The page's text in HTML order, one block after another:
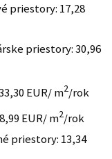
priestory: 17,28
priestory: 30,96
EUR/ m2/rok
EUR/ m2/rok
priestory: 13,34